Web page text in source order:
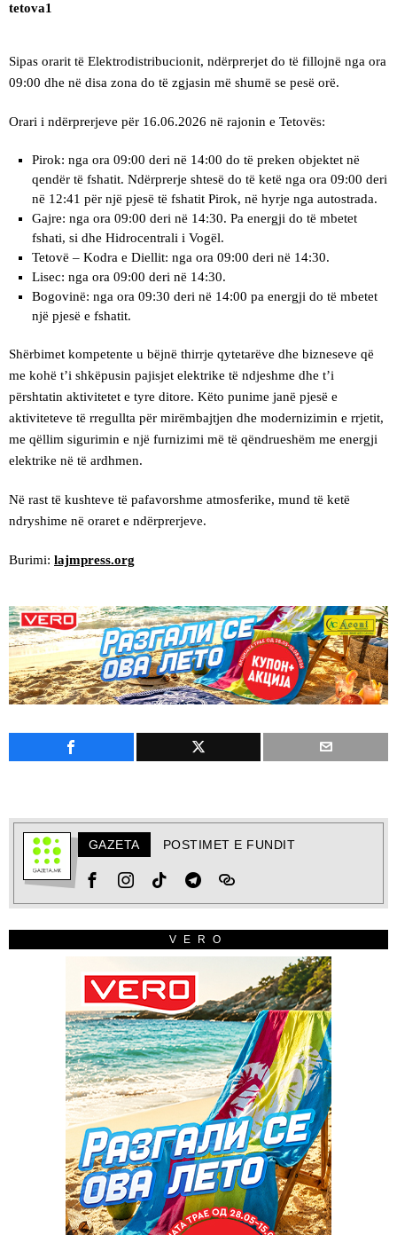
tetova1
Sipas orarit të Elektrodistribucionit, ndërprerjet do të fillojnë nga ora
09:00 dhe në disa zona do të zgjasin më shumë se pesë orë.
Orari i ndërprerjeve për 16.06.2026 në rajonin e Tetovës:
Pirok: nga ora 09:00 deri në 14:00 do të preken objektet në
qendër të fshatit. Ndërprerje shtesë do të ketë nga ora 09:00 deri
në 12:41 për një pjesë të fshatit Pirok, në hyrje nga autostrada.
Gajre: nga ora 09:00 deri në 14:30. Pa energji do të mbetet
fshati, si dhe Hidrocentrali i Vogël.
Tetovë – Kodra e Diellit: nga ora 09:00 deri në 14:30.
Lisec: nga ora 09:00 deri në 14:30.
Bogovinë: nga ora 09:30 deri në 14:00 pa energji do të mbetet
një pjesë e fshatit.
Shërbimet kompetente u bëjnë thirrje qytetarëve dhe bizneseve që
me kohë t’i shkëpusin pajisjet elektrike të ndjeshme dhe t’i
përshtatin aktivitetet e tyre ditore. Këto punime janë pjesë e
aktiviteteve të rregullta për mirëmbajtjen dhe modernizimin e rrjetit,
me qëllim sigurimin e një furnizimi më të qëndrueshëm me energji
elektrike në të ardhmen.
Në rast të kushteve të pafavorshme atmosferike, mund të ketë
ndryshime në oraret e ndërprerjeve.
Burimi: lajmpress.org
GAZETA POSTIMET E FUNDIT
VERO